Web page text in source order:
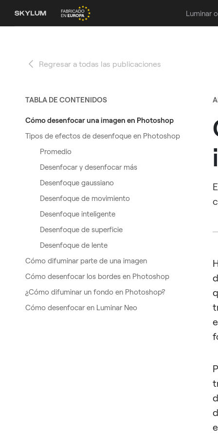
Luminar
Regresar a todas las publicaciones
TABLA DE CONTENIDOS
Cómo desenfocar una imagen en Photoshop
Tipos de efectos de desenfoque en Photoshop
Promedio
Desenfocar y desenfocar más
Desenfoque gaussiano
Desenfoque de movimiento
Desenfoque inteligente
Desenfoque de superficie
Desenfoque de lente
Cómo difuminar parte de una imagen
Cómo desenfocar los bordes en Photoshop
¿Cómo difuminar un fondo en Photoshop?
Cómo desenfocar en Luminar Neo